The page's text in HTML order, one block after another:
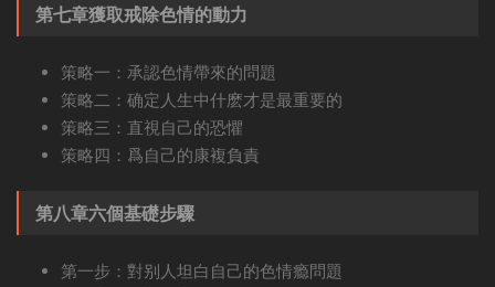
第七章獲取戒除色情的動力
策略一：承認色情帶來的問題
策略二：确定人生中什麽才是最重要的
策略三：直視自己的恐懼
策略四：爲自己的康複負責
第八章六個基礎步驟
第一步：對别人坦白自己的色情瘾問題